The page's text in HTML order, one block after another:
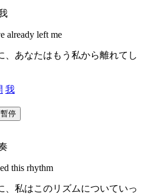
already left me
、あなたはもう私から離れてし
我
暫停
this rhythm
、私はこのリズムについていっ